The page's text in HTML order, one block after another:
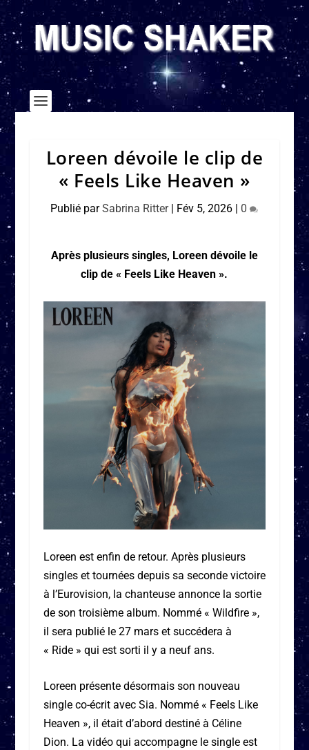
Loreen dévoile le clip de
« Feels Like Heaven »
Publié parSabrina Ritter| Fév 5, 2026 | 0
Après plusieurs singles, Loreen dévoile le
clip de « Feels Like Heaven ».
Loreen est enfin de retour. Après plusieurs
singles et tournées depuis sa seconde victoire
à l’Eurovision, la chanteuse annonce la sortie
de son troisième album. Nommé « Wildfire »,
il sera publié le 27 mars et succédera à
« Ride » qui est sorti il y a neuf ans.
Loreen présente désormais son nouveau
single co-écrit avec Sia. Nommé « Feels Like
Heaven », il était d’abord destiné à Céline
Dion. La vidéo qui accompagne le single est